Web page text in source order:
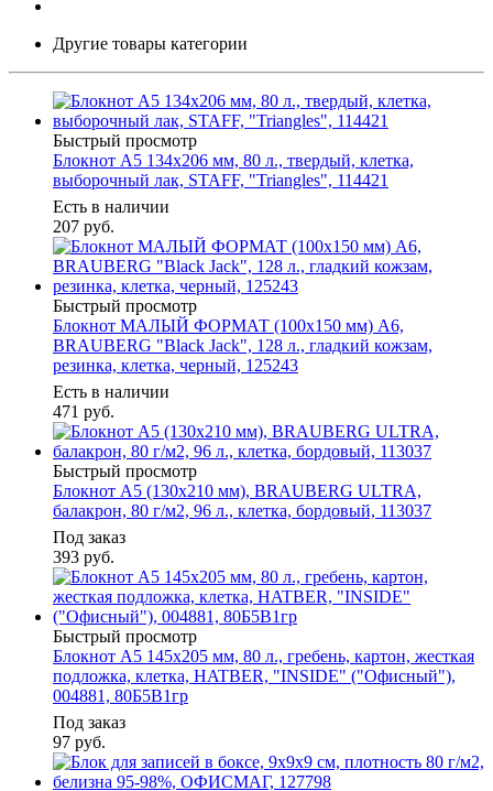
Другие товары категории
Быстрый просмотр
Блокнот А5 134х206 мм, 80 л., твердый, клетка,
выборочный лак, STAFF, "Triangles", 114421
Есть в наличии
207 руб.
Быстрый просмотр
Блокнот МАЛЫЙ ФОРМАТ (100х150 мм) А6,
BRAUBERG "Black Jack", 128 л., гладкий кожзам,
резинка, клетка, черный, 125243
Есть в наличии
471 руб.
Быстрый просмотр
Блокнот А5 (130х210 мм), BRAUBERG ULTRA,
балакрон, 80 г/м2, 96 л., клетка, бордовый, 113037
Под заказ
393 руб.
Быстрый просмотр
Блокнот А5 145х205 мм, 80 л., гребень, картон, жесткая
подложка, клетка, HATBER, "INSIDE" ("Офисный"),
004881, 80Б5В1гр
Под заказ
97 руб.